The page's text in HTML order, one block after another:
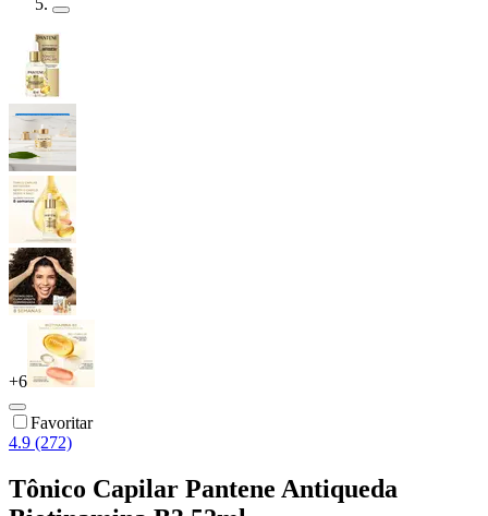
+6
Favoritar
4.9 (272)
Tônico Capilar Pantene Antiqueda